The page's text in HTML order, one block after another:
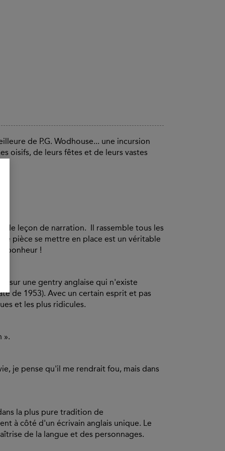
de P.G. Wodhouse... une incursion
oisifs, de leurs fêtes et de leurs vastes
leçon de narration. Il rassemble tous les
pièce se mettre en place est un véritable
bonheur !
sur une gentry anglaise qui n'existe
de 1953). Avec un certain esprit et pas
et les plus ridicules.
».
je pense qu'il me rendrait fou, mais dans
la plus pure tradition de
à côté d'un écrivain anglais unique. Le
de la langue et des personnages.